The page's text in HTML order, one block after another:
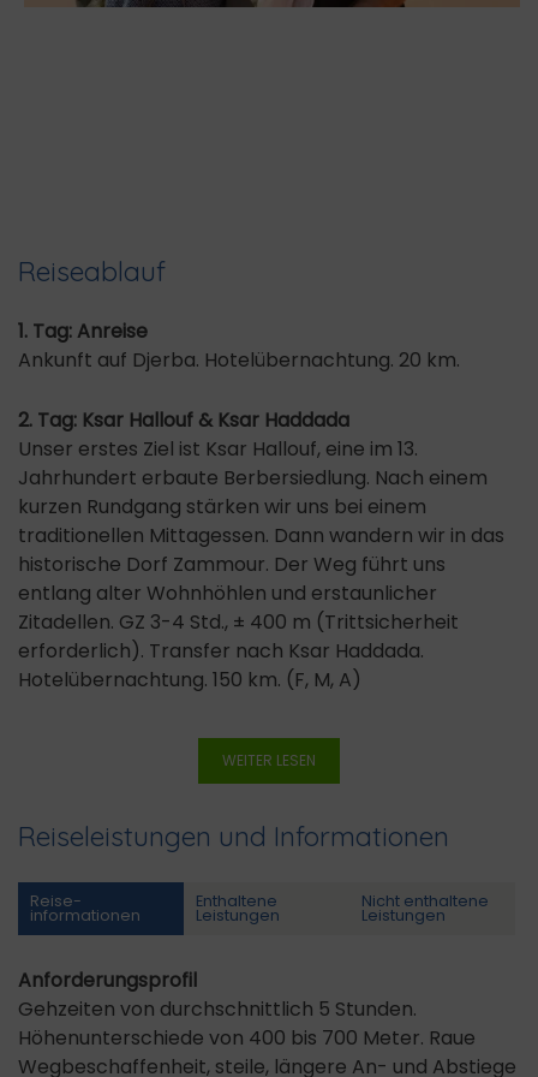
Reiseablauf
1. Tag: Anreise
Ankunft auf Djerba. Hotelübernachtung. 20 km.
2. Tag: Ksar Hallouf & Ksar Haddada
Unser erstes Ziel ist Ksar Hallouf, eine im 13.
Jahrhundert erbaute Berbersiedlung. Nach einem
kurzen Rundgang stärken wir uns bei einem
traditionellen Mittagessen. Dann wandern wir in das
historische Dorf Zammour. Der Weg führt uns
entlang alter Wohnhöhlen und erstaunlicher
Zitadellen. GZ 3-4 Std., ± 400 m (Trittsicherheit
erforderlich). Transfer nach Ksar Haddada.
Hotelübernachtung. 150 km. (F, M, A)
WEITER LESEN
Reiseleistungen und Informationen
Reise­
informationen
Enthaltene
Leistungen
Nicht enthaltene
Leistungen
Anforderungsprofil
Gehzeiten von durchschnittlich 5 Stunden.
Höhenunterschiede von 400 bis 700 Meter. Raue
Wegbeschaffenheit, steile, längere An- und Abstiege